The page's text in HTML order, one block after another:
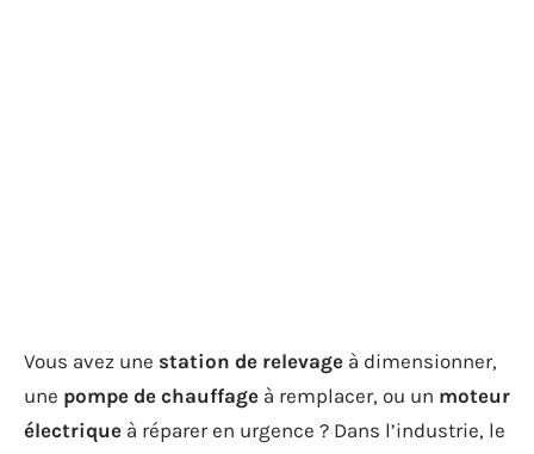
Vous avez une station de relevage à dimensionner,
une pompe de chauffage à remplacer, ou un moteur
électrique à réparer en urgence ? Dans l’industrie, le